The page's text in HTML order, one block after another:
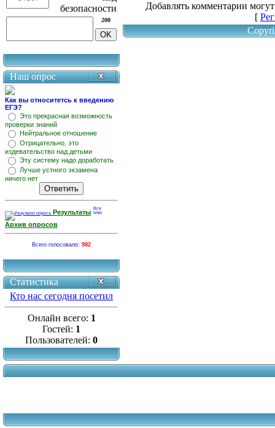
200
Наш опрос
Как вы относитетсь к введению
ЕГЭ?
Это прекрасная возможность
проверки знаний
Нейтральное отношение
Отрицательно, это
издевательство над детьми
Эту систему надо доработать
Лучше устного экзамена
ничего нет
Результаты
Архив опросов
Всего голосовало: 982
Статистика
Кто нас сегодня посетил
Онлайн всего: 1
Гостей: 1
Пользователей: 0
Добавлять комментарии
[